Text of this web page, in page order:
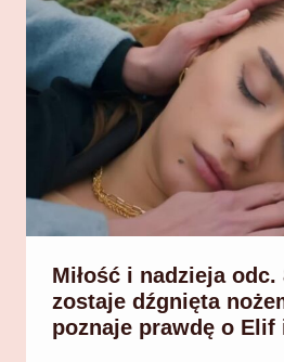
Miłość i nadzieja
zostaje dźgnięta
poznaje prawdę o Elif